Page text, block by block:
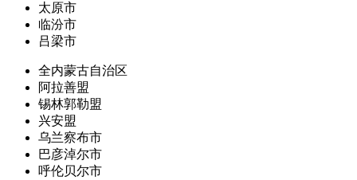
太原市
临汾市
吕梁市
全内蒙古自治区
阿拉善盟
锡林郭勒盟
兴安盟
乌兰察布市
巴彦淖尔市
呼伦贝尔市